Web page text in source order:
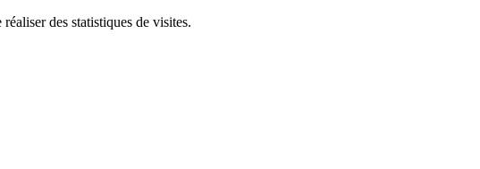
des statistiques de visites.